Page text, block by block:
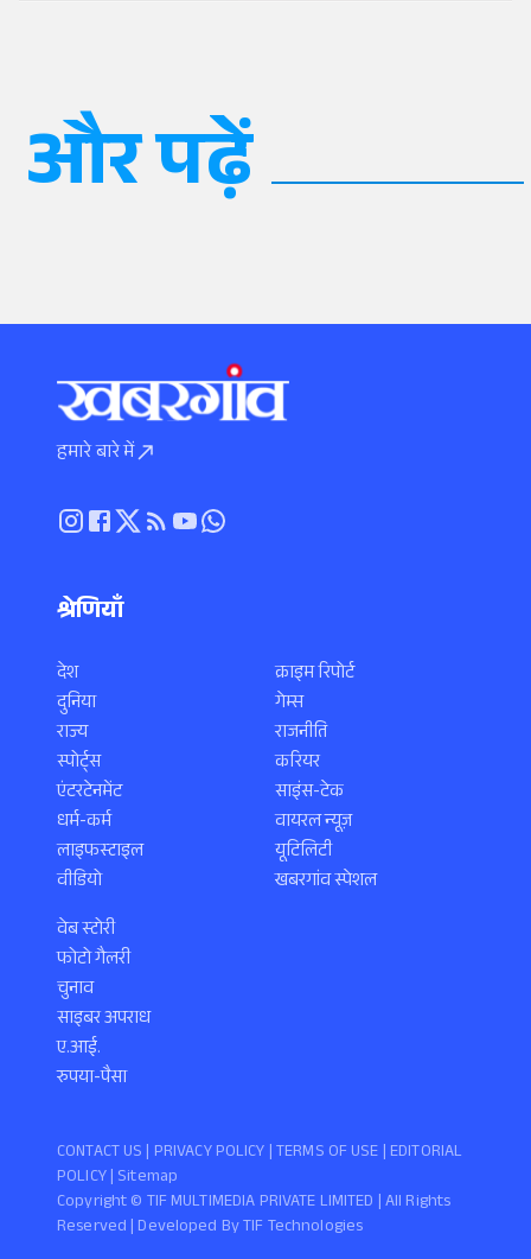
और पढ़ें
हमारे बारे में
श्रेणियाँ
देश
दुनिया
राज्य
स्पोर्ट्स
एंटरटेनमेंट
धर्म-कर्म
लाइफस्टाइल
वीडियो
क्राइम रिपोर्ट
गेम्स
राजनीति
करियर
साइंस-टेक
वायरल न्यूज़
यूटिलिटी
खबरगांव स्पेशल
वेब स्टोरी
फोटो गैलरी
चुनाव
साइबर अपराध
ए.आई.
रुपया-पैसा
Copyright ©️ TIF MULTIMEDIA PRIVATE LIMITED | All Rights
Reserved | Developed ByTIF Technologies
CONTACT US | PRIVACY POLICY |TERMS OF USE | EDITORIAL
POLICY| Sitemap